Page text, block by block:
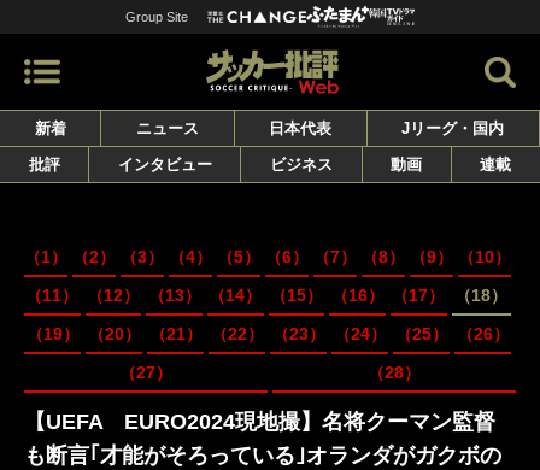
Group Site
新着 ニュース 日本代表
Jリーグ・国内
批評
インタビュー ビジネス 動画 連載
（1） （2） （3） （4） （5） （6） （7） （8） （9）
（10）
（11）
（12） （13） （14） （15） （16） （17）
（18）
（19）
（20） （21） （22） （23） （24） （25）
（26）
（27）
（28）
【UEFA EURO2024現地撮】名将クーマン監督
も断言｢才能がそろっている｣オランダがガクボの